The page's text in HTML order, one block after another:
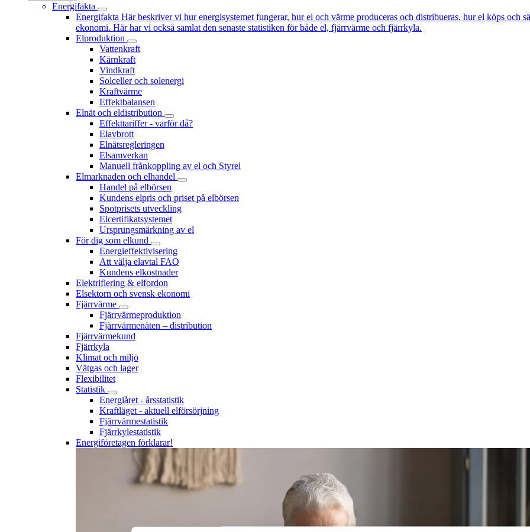
Energifakta
Energifakta Här beskriver vi hur energisystemet fungerar, hur el och värme produceras och distribueras, hur el köps och
ekonomi. Här har vi också samlat den senaste statistiken för både el, fjärrvärme och fjärrkyla.
Elproduktion
Vattenkraft
Kärnkraft
Vindkraft
Solceller och solenergi
Kraftvärme
Effektbalansen
Elnät och eldistribution
Effekttariffer - varför då?
Elavbrott
Elnätsregleringen
Elsamverkan
Manuell frånkoppling av el och Styrel
Elmarknaden och elhandel
Handel på elbörsen
Kundens elpris och priset på elbörsen
Spotprisets utveckling
Elcertifikatsystemet
Ursprungsmärkning av el
För dig som elkund
Energieffektivisering
Att välja elavtal FAQ
Kundens elkostnader
Elektrifiering & elfordon
Elsektorn och svensk ekonomi
Fjärrvärme
Fjärrvärmeproduktion
Fjärrvärmenäten – distribution
Fjärrvärmekund
Fjärrkyla
Klimat och miljö
Vätgas och lager
Flexibilitet
Statistik
Energiåret - årsstatistik
Kraftläget - aktuell elförsörjning
Fjärrvärmestatistik
Fjärrkylestatistik
Energiföretagen förklarar!